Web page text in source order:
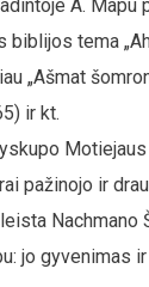
A. Mapu
tema
„Ašmat
ir kt.
pažinojo ir
Nachmano
jo gyvenimas ir